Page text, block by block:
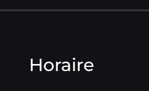
Horaire